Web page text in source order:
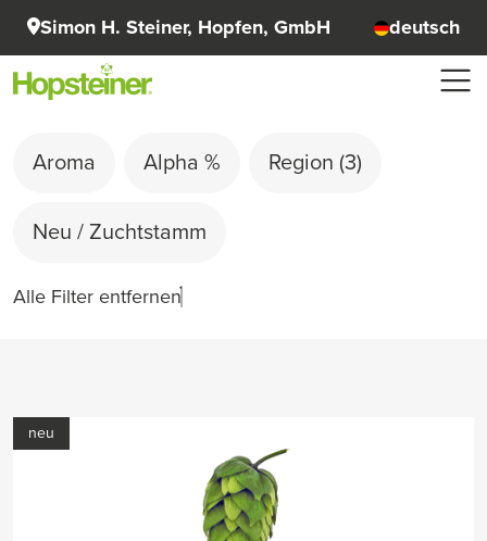
Simon H. Steiner, Hopfen, GmbH deutsch
Aroma Alpha % Region (3)
Neu / Zuchtstamm
Alle Filter entfernen
neu